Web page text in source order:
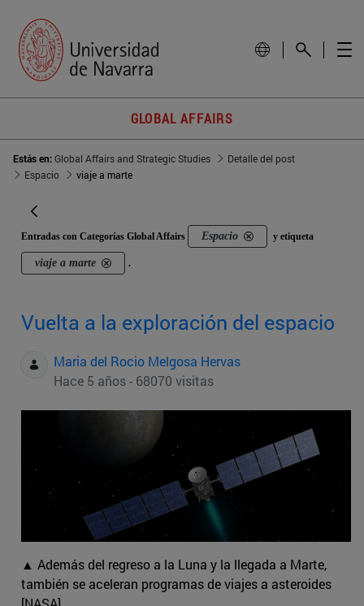
GLOBAL AFFAIRS
Estás en:Global Affairs and Strategic Studies
Detalle del post
Espacio
viaje a marte
Entradas con Categorías Global Affairs Espacio y etiqueta
viaje a marte .
Vuelta a la exploración del espacio
Maria del Rocio Melgosa Hervas
Hace 5 años - 68070 visitas
▲ Además del regreso a la Luna y la llegada a Marte,
también se aceleran programas de viajes a asteroides